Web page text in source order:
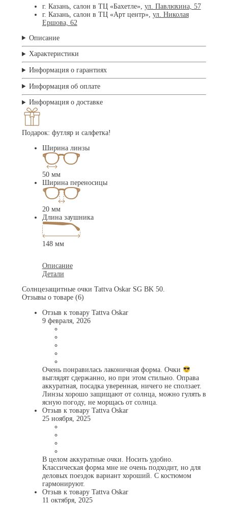
г. Казань, салон в ТЦ «Бахетле», ул. Павлюхина, 57
г. Казань, салон в ТЦ «Арт центр», ул. Николая
Ершова, 62
Описание
Характеристики
Информация о гарантиях
Информация об оплате
Информация о доставке
Подарок: футляр и салфетка!
Ширина линзы
50 мм
Ширина переносицы
20 мм
Длина заушника
148 мм
Описание
Детали
Солнцезащитные очки Tattva Oskar SG BK 50.
Отзывы о товаре (6)
Отзыв к товару Tattva Oskar
9 февраля, 2026
Очень понравилась лаконичная форма. Очки
выглядят сдержанно, но при этом стильно. Оправа
аккуратная, посадка уверенная, ничего не сползает.
Линзы хорошо защищают от солнца, можно гулять в
ясную погоду, не морщась от солнца.
Отзыв к товару Tattva Oskar
25 ноября, 2025
В целом аккуратные очки. Носить удобно.
Классическая форма мне не очень подходит, но для
деловых поездок вариант хороший. С костюмом
гармонируют.
Отзыв к товару Tattva Oskar
11 октября, 2025